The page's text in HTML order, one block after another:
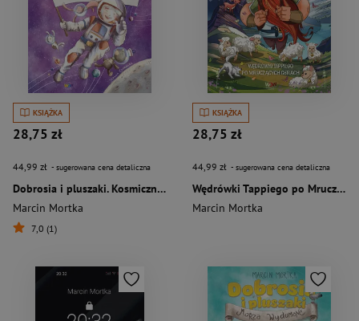
KSIĄŻKA
28,75 zł
44,99 zł - sugerowana cena detaliczna
Dobrosia i pluszaki. Kosmiczna przygoda. Dobrosia
Marcin Mortka
7,0 (1)
KSIĄŻKA
28,75 zł
44,99 zł - sugerowana cena detaliczna
Wędrówki Tappiego po Mruczących Górach. Tappi
Marcin Mortka